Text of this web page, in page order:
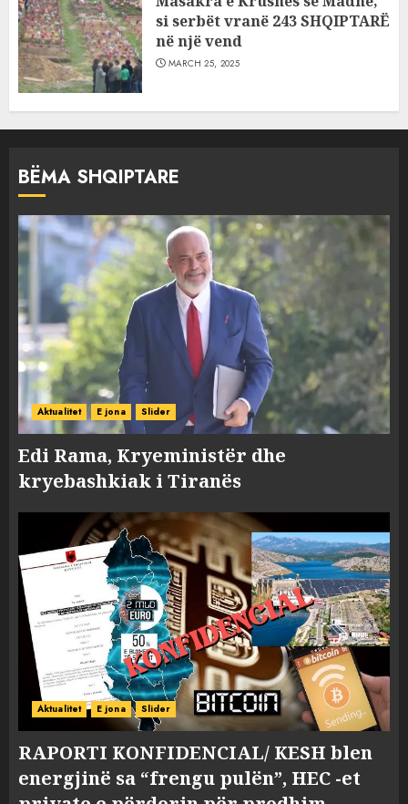
si serbët vranë 243 SHQIPTARË
në një vend
MARCH 25, 2025
BËMA SHQIPTARE
Aktualitet E jona Slider
Edi Rama, Kryeministër dhe
kryebashkiak i Tiranës
Aktualitet E jona Slider
RAPORTI KONFIDENCIAL/ KESH blen
energjinë sa “frengu pulën”, HEC -et